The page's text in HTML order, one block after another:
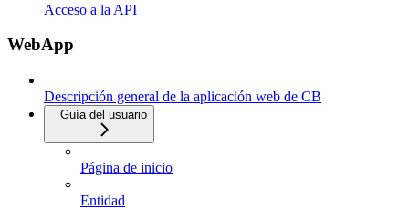
Acceso a la API
WebApp
Descripción general de la aplicación web de CB
Guía del usuario
Página de inicio
Entidad